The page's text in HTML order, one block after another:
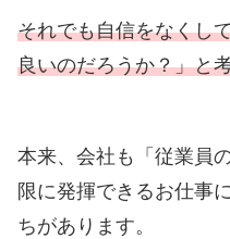
それでも自信をなくし
良いのだろうか？」と
本来、会社も「従業員
限に発揮できるお仕事
ちがあります。